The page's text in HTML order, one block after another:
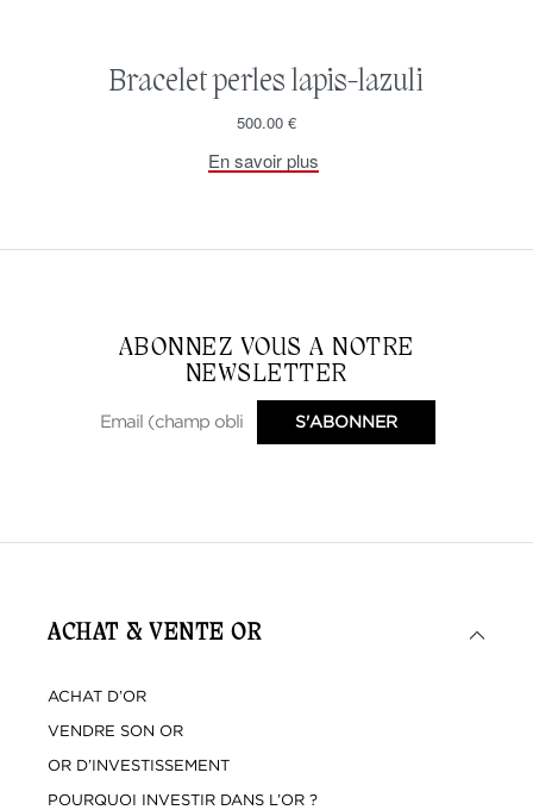
Bracelet perles lapis-lazuli
500.00 €
En savoir plus
ABONNEZ VOUS A NOTRE
NEWSLETTER
ACHAT & VENTE OR
ACHAT D’OR
VENDRE SON OR
OR D’INVESTISSEMENT
POURQUOI INVESTIR DANS L’OR ?